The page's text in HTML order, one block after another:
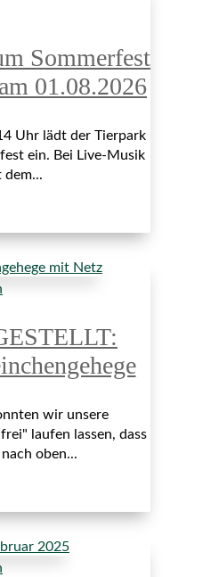
Sommerfest
01.08.2026
Uhr lädt der Tierpark
ein. Bei Live-Musik
dem...
wir unsere
laufen lassen, dass
oben...